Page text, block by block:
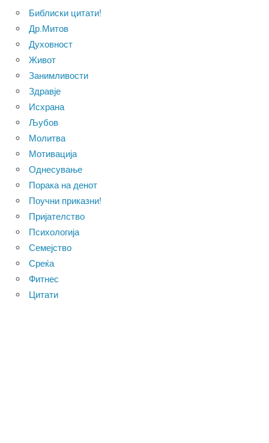
Библиски цитати!
Др.Митов
Духовност
Живот
Занимливости
Здравје
Исхрана
Љубов
Молитва
Мотивација
Однесување
Порака на денот
Поучни приказни!
Пријателство
Психологија
Семејство
Среќа
Фитнес
Цитати